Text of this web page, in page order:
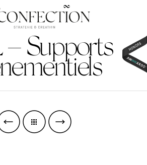
– Supports